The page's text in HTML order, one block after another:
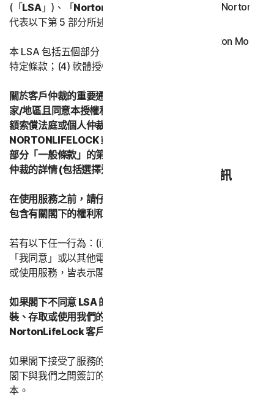
Android 適用的 Norton
iOS 適用的 Norton Mobile
Norton 相關資訊
(「LSA」)、「NortonLifeLock 」或「我方」即
代表以下第 5 部分所述的適用 NortonLifeLock 實體。
本 LSA 包括五個部分：(1) 本簡介，(2) 一般條款；(3) 服務
特定條款；(4) 軟體授權條款；(5) 國家/地區特定條款。
關於客戶仲裁的重要通知 – 如果您居住在亞太地區的任何國
家/地區且同意本授權和服務許可協議，即表示您同意透過小
額索償法庭或個人仲裁形式 (而非正式法律訴訟程序) 來解決
NORTONLIFELOCK 或其附屬公司的所有爭議。請查閱第 2
部分「一般條款」的第 2 條「爭議；強制仲裁」以瞭解有關
仲裁的詳情 (包括選擇退出仲裁的程序)。
在使用服務之前，請仔細閱讀 LSA 的所有條款和條件。其中
包含有關閣下的權利和義務的重要資訊。
若有以下任一行為：(i) 打開包裝盒或撕掉標籤；或 (ii) 按下
「我同意」或以其他電子方式表示同意；或 (iii) 載入、存取
或使用服務，皆表示閣下同意本 LSA 之條款與條件。
如果閣下不同意 LSA 的這些條款和條件：(i) 請不要下載、安
裝、存取或使用我們的服務，並 (iii) 聯絡您的供應商或
NortonLifeLock 客戶服務與支援。
如果閣下接受了服務的多個 LSA 版本，則接受的最新版本是
閣下與我們之間簽訂的 LSA，並將替換和取代所有以前的版
本。